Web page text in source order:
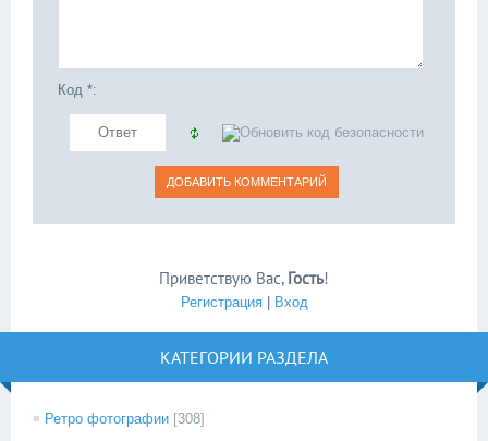
Код *:
Приветствую Вас, Гость!
Регистрация| Вход
КАТЕГОРИИ РАЗДЕЛА
Ретро фотографии [308]